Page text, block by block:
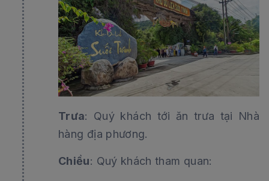
Trưa: Quý khách tới ăn trưa tại Nhà
hàng địa phương.
Chiều: Quý khách tham quan: